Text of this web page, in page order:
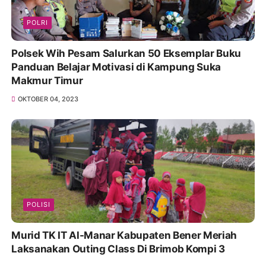
POLRI
Polsek Wih Pesam Salurkan 50 Eksemplar Buku
Panduan Belajar Motivasi di Kampung Suka
Makmur Timur
OKTOBER 04, 2023
POLISI
Murid TK IT Al-Manar Kabupaten Bener Meriah
Laksanakan Outing Class Di Brimob Kompi 3